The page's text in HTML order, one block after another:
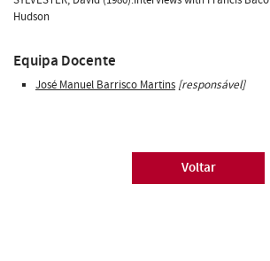
Hudson
Equipa Docente
José Manuel Barrisco Martins [responsável]
Voltar